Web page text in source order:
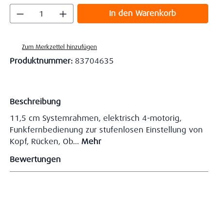
Produkt Anzahl: Gib den gewünschten
In den Warenkorb
Zum Merkzettel hinzufügen
Produktnummer: 83704635
Beschreibung
11,5 cm Systemrahmen, elektrisch 4-motorig,
Funkfernbedienung zur stufenlosen Einstellung von
Kopf, Rücken, Ob… Mehr
Bewertungen